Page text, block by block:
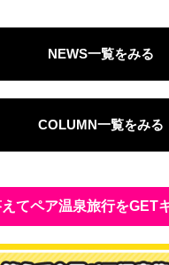
NEWS一覧をみる
COLUMN一覧をみる
てペア温泉旅行をGET